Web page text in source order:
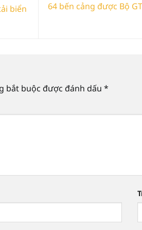
biển
64 bến cảng được Bộ
bắt buộc được đánh dấu *